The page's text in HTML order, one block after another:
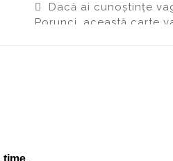
 Dacă ai cunoștințe
Porunci, această carte